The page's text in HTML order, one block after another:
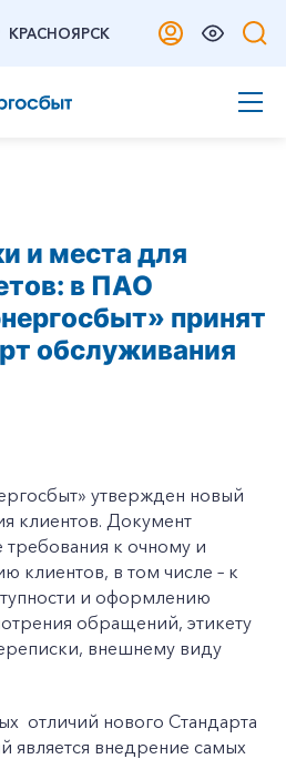
КРАСНОЯРСК
и места для
в ПАО
принят
обслуживания
утвержден новый
клиентов. Документ
требования к очному и
клиентов, в том числе – к
и оформлению
обращений, этикету
внешнему виду
отличий нового Стандарта
является внедрение самых